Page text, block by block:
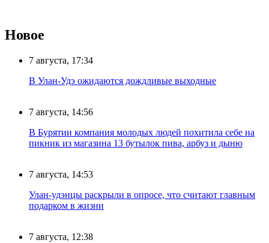
Новое
7 августа, 17:34
В Улан-Удэ ожидаются дождливые выходные
7 августа, 14:56
В Бурятии компания молодых людей похитила себе на
пикник из магазина 13 бутылок пива, арбуз и дыню
7 августа, 14:53
Улан-удэнцы раскрыли в опросе, что считают главным
подарком в жизни
7 августа, 12:38